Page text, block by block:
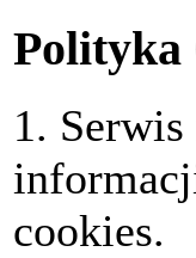
Polityka
1.
cookies.